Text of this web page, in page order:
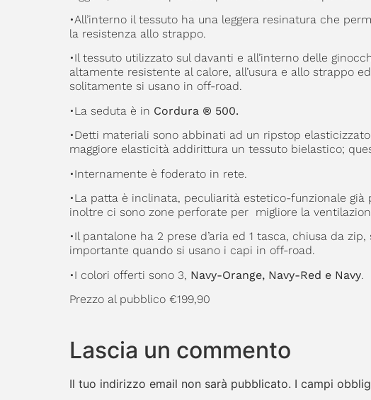
•All’interno il tessuto ha una leggera resinatura che
la resistenza allo strappo.
•Il tessuto utilizzato sul davanti e all’interno delle
altamente resistente al calore, all’usura e allo strappo
solitamente si usano in off-road.
•La seduta è in Cordura ® 500.
•Detti materiali sono abbinati ad un ripstop
maggiore elasticità addirittura un tessuto bielastico;
•Internamente è foderato in rete.
•La patta è inclinata, peculiarità estetico-funzionale già
inoltre ci sono zone perforate per migliore la
•Il pantalone ha 2 prese d’aria ed 1 tasca, chiusa da
importante quando si usano i capi in off-road.
•I colori offerti sono 3, Navy-Orange, Navy-Red e Navy.
Prezzo al pubblico €199,90
Lascia un commento
Il tuo indirizzo email non sarà pubblicato. I campi